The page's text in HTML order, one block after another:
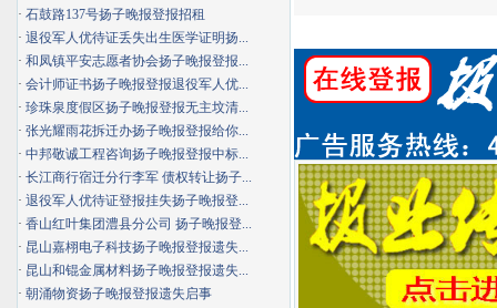
· 石鼓路137号扬子晚报登报招租
· 退役军人优待证丢失出生医学证明扬...
· 和凤镇平安志愿者协会扬子晚报登报...
· 会计师证书扬子晚报登报退役军人优...
· 珍珠泉度假区扬子晚报登报无主坟清...
· 张光耀雨花拆迁办扬子晚报登报给你...
· 中邦敬诚工程咨询扬子晚报登报中标...
· 长江商行宿迁分行李军 债权转让扬子...
· 退役军人优待证登报挂失扬子晚报登...
· 香山红叶集团澧县分公司 扬子晚报登...
· 昆山嘉栩电子科技扬子晚报登报遗失...
· 昆山和锟金属材料扬子晚报登报遗失...
· 朝涌物资扬子晚报登报遗失启事